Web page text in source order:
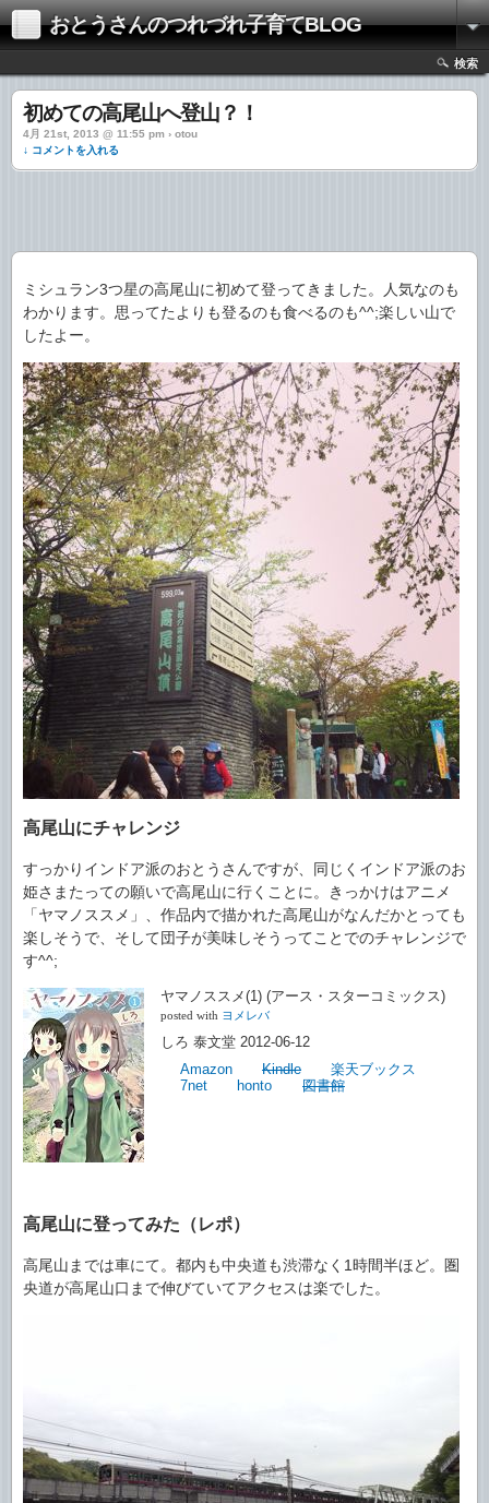
おとうさんのつれづれ子育てBLOG
検索
初めての高尾山へ登山？！
4月 21st, 2013 @ 11:55 pm › otou
↓ コメントを入れる
ミシュラン3つ星の高尾山に初めて登ってきました。人気なのも
わかります。思ってたよりも登るのも食べるのも^^;楽しい山で
したよー。
高尾山にチャレンジ
すっかりインドア派のおとうさんですが、同じくインドア派のお
姫さまたっての願いで高尾山に行くことに。きっかけはアニメ
「ヤマノススメ」、作品内で描かれた高尾山がなんだかとっても
楽しそうで、そして団子が美味しそうってことでのチャレンジで
す^^;
ヤマノススメ(1) (アース・スターコミックス)
posted with ヨメレバ
しろ 泰文堂 2012-06-12
Amazon
Kindle
楽天ブックス
7net
honto 図書館
高尾山に登ってみた（レポ）
高尾山までは車にて。都内も中央道も渋滞なく1時間半ほど。圏
央道が高尾山口まで伸びていてアクセスは楽でした。